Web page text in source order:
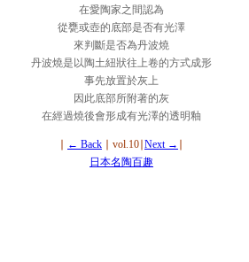
在愛陶家之間認為
從甕或壺的底部是否有光澤
來判斷是否為丹波燒
丹波燒是以陶土紐狀往上卷的方式成形
事先放置於灰上
因此底部所附著的灰
在經過燒後會形成有光澤的透明釉
← Back ∣ vol.10 Next →
日本名陶百趣